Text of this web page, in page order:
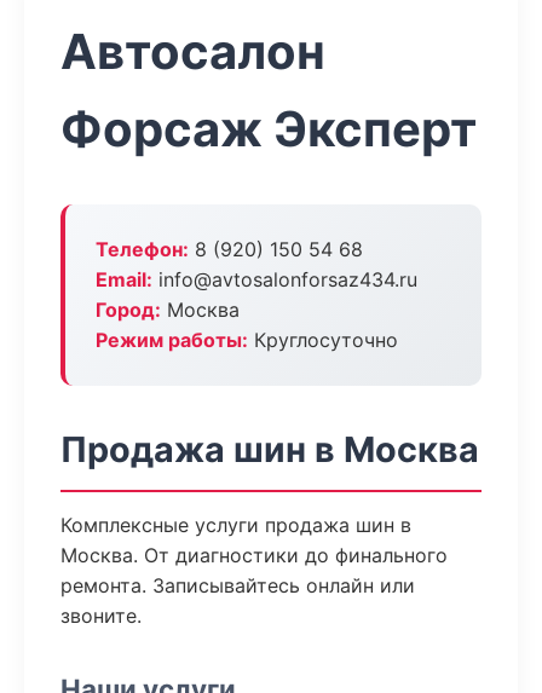
Автосалон
Форсаж Эксперт
Телефон: 8 (920) 150 54 68
Email: info@avtosalonforsaz434.ru
Город: Москва
Режим работы: Круглосуточно
Продажа шин в Москва
Комплексные услуги продажа шин в
Москва. От диагностики до финального
ремонта. Записывайтесь онлайн или
звоните.